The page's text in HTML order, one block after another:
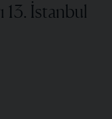
13. İstanbul